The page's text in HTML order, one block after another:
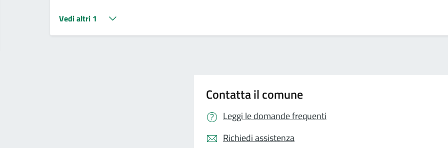
Vedi altri 1
Contatta il comune
Leggi le domande frequenti
Richiedi assistenza